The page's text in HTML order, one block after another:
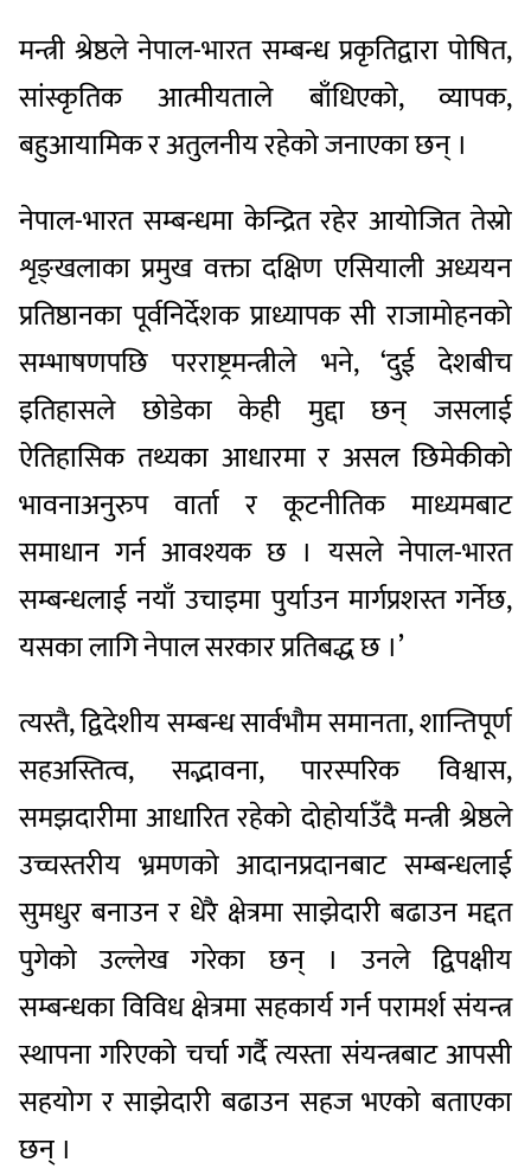
मन्त्री श्रेष्ठले नेपाल-भारत सम्बन्ध प्रकृतिद्वारा पोषित,
सांस्कृतिक आत्मीयताले बाँधिएको, व्यापक,
बहुआयामिक र अतुलनीय रहेको जनाएका छन् ।
नेपाल-भारत सम्बन्धमा केन्द्रित रहेर आयोजित तेस्रो
शृङ्खलाका प्रमुख वक्ता दक्षिण एसियाली अध्ययन
प्रतिष्ठानका पूर्वनिर्देशक प्राध्यापक सी राजामोहनको
सम्भाषणपछि परराष्ट्रमन्त्रीले भने, ‘दुई देशबीच
इतिहासले छोडेका केही मुद्दा छन् जसलाई
ऐतिहासिक तथ्यका आधारमा र असल छिमेकीको
भावनाअनुरुप वार्ता र कूटनीतिक माध्यमबाट
समाधान गर्न आवश्यक छ । यसले नेपाल-भारत
सम्बन्धलाई नयाँ उचाइमा पुर्याउन मार्गप्रशस्त गर्नेछ,
यसका लागि नेपाल सरकार प्रतिबद्ध छ ।’
त्यस्तै, द्विदेशीय सम्बन्ध सार्वभौम समानता, शान्तिपूर्ण
सहअस्तित्व, सद्भावना, पारस्परिक विश्वास,
समझदारीमा आधारित रहेको दोहोर्याउँदै मन्त्री श्रेष्ठले
उच्चस्तरीय भ्रमणको आदानप्रदानबाट सम्बन्धलाई
सुमधुर बनाउन र धेरै क्षेत्रमा साझेदारी बढाउन मद्दत
पुगेको उल्लेख गरेका छन् । उनले द्विपक्षीय
सम्बन्धका विविध क्षेत्रमा सहकार्य गर्न परामर्श संयन्त्र
स्थापना गरिएको चर्चा गर्दै त्यस्ता संयन्त्रबाट आपसी
सहयोग र साझेदारी बढाउन सहज भएको बताएका
छन् ।